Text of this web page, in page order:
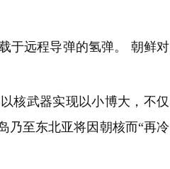
于远程导弹的氢弹。 朝鲜对
核武器实现以小博大，不仅
乃至东北亚将因朝核而“再冷